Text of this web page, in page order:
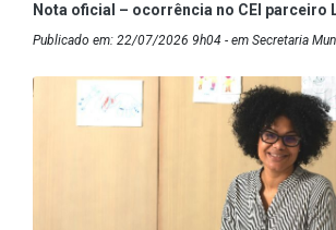
Nota oficial – ocorrência no CEI parceiro
Publicado em: 22/07/2026 9h04 - em Secretaria